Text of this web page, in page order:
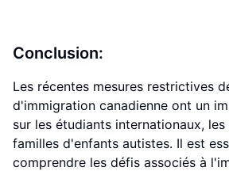
Conclusion:
Les récentes mesures restrictives
d'immigration canadienne ont un
sur les étudiants internationaux,
familles d'enfants autistes. Il est
comprendre les défis associés à